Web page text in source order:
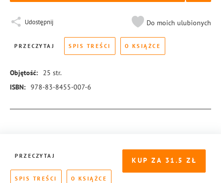
Udostępnij Do moich ulubionych
PRZECZYTAJ SPIS TREŚCI O KSIĄŻCE
Objętość: 25 str.
ISBN: 978-83-8455-007-6
KUP ZA 31.5
PRZECZYTAJ
SPIS TREŚCI O KSIĄŻCE